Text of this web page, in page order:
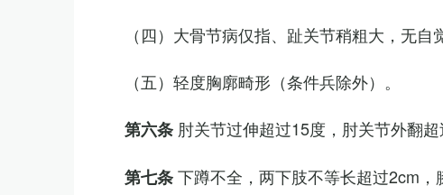
（四）大骨节病仅指、趾关节稍粗大，无
（五）轻度胸廓畸形（条件兵除外）。
第六条 肘关节过伸超过15度，肘关节外翻
第七条下蹲不全，两下肢不等长超过2cm